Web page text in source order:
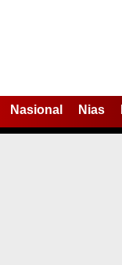
Nasional Nias